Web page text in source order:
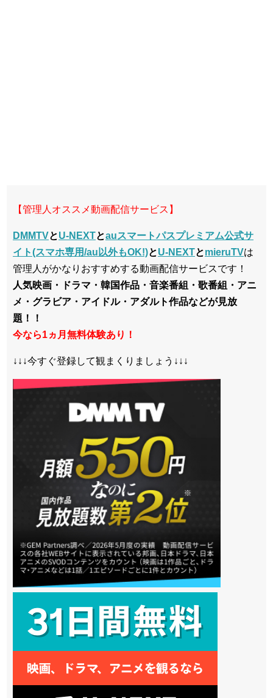
【管理人オススメ動画配信サービス】
DMMTVとU-NEXTとauスマートパスプレミアム公式サ
イト(スマホ専用/au以外もOK!)とU-NEXTとmieruTVは
管理人がかなりおすすめする動画配信サービスです！
人気映画・ドラマ・韓国作品・音楽番組・歌番組・アニ
メ・グラビア・アイドル・アダルト作品などが見放
題！！
今なら1ヵ月無料体験あり！
↓↓↓今すぐ登録して観まくりましょう↓↓↓